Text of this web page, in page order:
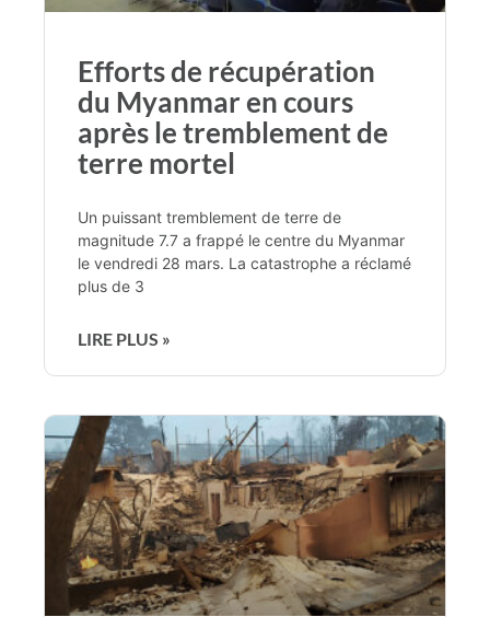
Efforts de récupération
du Myanmar en cours
après le tremblement de
terre mortel
Un puissant tremblement de terre de
magnitude 7.7 a frappé le centre du Myanmar
le vendredi 28 mars. La catastrophe a réclamé
plus de 3
LIRE PLUS »